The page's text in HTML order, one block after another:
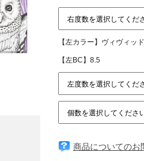
【左カラー】ヴィヴィッ
【左BC】8.5
商品についてのお